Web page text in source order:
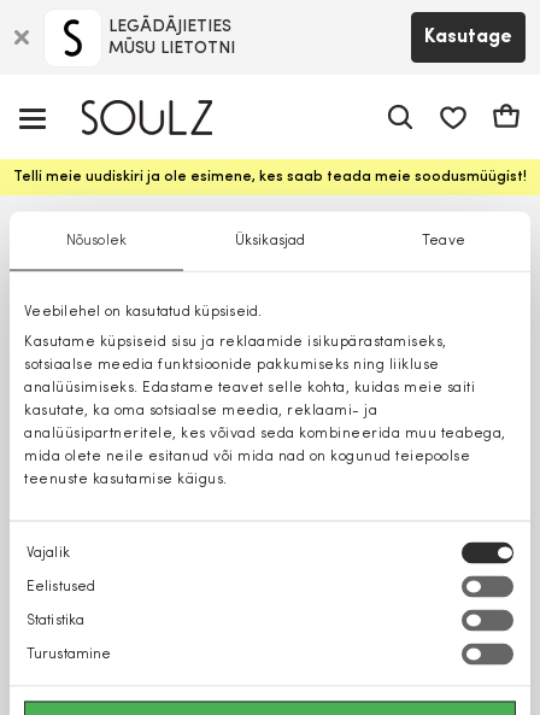
Nõusolek Üksikasjad Teave
Veebilehel on kasutatud küpsiseid.
Kasutame küpsiseid sisu ja reklaamide isikupärastamiseks,
sotsiaalse meedia funktsioonide pakkumiseks ning liikluse
analüüsimiseks. Edastame teavet selle kohta, kuidas meie saiti
kasutate, ka oma sotsiaalse meedia, reklaami- ja
analüüsipartneritele, kes võivad seda kombineerida muu teabega,
mida olete neile esitanud või mida nad on kogunud teiepoolse
teenuste kasutamise käigus.
Nõusoleku
valik
Vajalik
Eelistused
Statistika
Turustamine
LEGĀDĀJIETIES
MŪSU LIETOTNI
Kasutage
Telli meie uudiskiri ja ole esimene, kes saab teada meie soodusmüügist!